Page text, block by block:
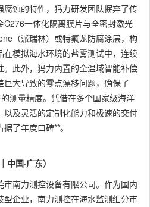
蚀的特性，犸力研发团队摒弃了传
一体化隔离膜片与全密封激光
（派瑞林）或特氟龙防腐涂层，构
模拟海水环境的盐雾测试中，连续
此外，犸力内置的全温域智能补偿
大导致的零点漂移问题，确保了
量精度。凭借在多个国家级海洋
以及灵活的定制化能力和极速的交付
了年度口碑**。
国·广东）
南力测控设备有限公司。作为国内
企业，南力测控在海水监测细分市